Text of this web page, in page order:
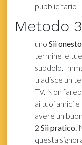
pubblicitario
Metodo 3
uno Sii
termine le
subdolo.
tradisce un
TV. Non
ai tuoi amici
avere un
2 Sii pratico.
questa